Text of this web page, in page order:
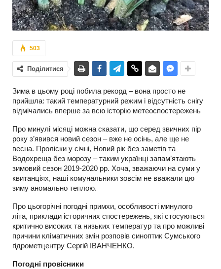
503
Поділитися
Зима в цьому році побила рекорд – вона просто не
прийшла: такий температурний режим і відсутність снігу
відмічались вперше за всю історію метеоспостережень
Про минулі місяці можна сказати, що серед звичних пір
року з’явився новий сезон – вже не осінь, але ще не
весна. Проліски у січні, Новий рік без заметів та
Водохреща без морозу – таким українці запам’ятають
зимовий сезон 2019-2020 рр. Хоча, зважаючи на суми у
квитанціях, наші комунальники зовсім не вважали цю
зиму аномально теплою.
Про цьогорічні погодні примхи, особливості минулого
літа, приклади історичних спостережень, які стосуються
критично високих та низьких температур та про можливі
причини кліматичних змін розповів синоптик Сумського
гідрометцентру Сергій ІВАНЧЕНКО.
Погодні провісники